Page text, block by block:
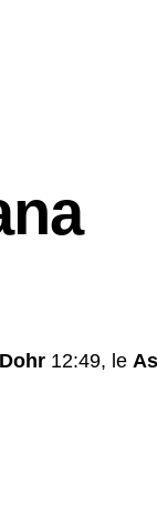
Dohr 12:49, le